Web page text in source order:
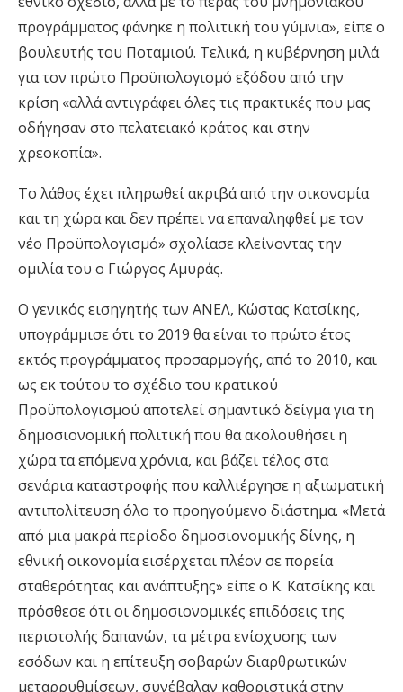
προγράμματος φάνηκε η πολιτική του γύμνια», είπε ο
βουλευτής του Ποταμιού. Τελικά, η κυβέρνηση μιλά
για τον πρώτο Προϋπολογισμό εξόδου από την
κρίση «αλλά αντιγράφει όλες τις πρακτικές που μας
οδήγησαν στο πελατειακό κράτος και στην
χρεοκοπία».
Το λάθος έχει πληρωθεί ακριβά από την οικονομία
και τη χώρα και δεν πρέπει να επαναληφθεί με τον
νέο Προϋπολογισμό» σχολίασε κλείνοντας την
ομιλία του ο Γιώργος Αμυράς.
Ο γενικός εισηγητής των ΑΝΕΛ, Κώστας Κατσίκης,
υπογράμμισε ότι το 2019 θα είναι το πρώτο έτος
εκτός προγράμματος προσαρμογής, από το 2010, και
ως εκ τούτου το σχέδιο του κρατικού
Προϋπολογισμού αποτελεί σημαντικό δείγμα για τη
δημοσιονομική πολιτική που θα ακολουθήσει η
χώρα τα επόμενα χρόνια, και βάζει τέλος στα
σενάρια καταστροφής που καλλιέργησε η αξιωματική
αντιπολίτευση όλο το προηγούμενο διάστημα. «Μετά
από μια μακρά περίοδο δημοσιονομικής δίνης, η
εθνική οικονομία εισέρχεται πλέον σε πορεία
σταθερότητας και ανάπτυξης» είπε ο Κ. Κατσίκης και
πρόσθεσε ότι οι δημοσιονομικές επιδόσεις της
περιστολής δαπανών, τα μέτρα ενίσχυσης των
εσόδων και η επίτευξη σοβαρών διαρθρωτικών
μεταρρυθμίσεων, συνέβαλαν καθοριστικά στην